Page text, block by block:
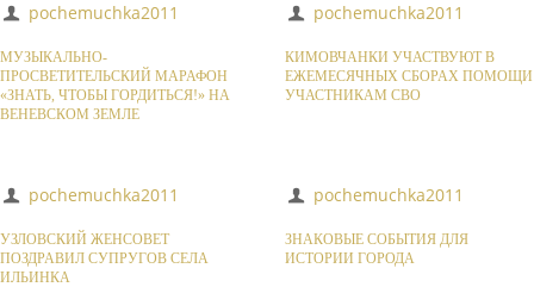
pochemuchka2011
МУЗЫКАЛЬНО-
ПРОСВЕТИТЕЛЬСКИЙ МАРАФОН
«ЗНАТЬ, ЧТОБЫ ГОРДИТЬСЯ!» НА
ВЕНЕВСКОМ ЗЕМЛЕ
pochemuchka2011
КИМОВЧАНКИ УЧАСТВУЮТ В
ЕЖЕМЕСЯЧНЫХ СБОРАХ ПОМОЩИ
УЧАСТНИКАМ СВО
pochemuchka2011
УЗЛОВСКИЙ ЖЕНСОВЕТ
ПОЗДРАВИЛ СУПРУГОВ СЕЛА
ИЛЬИНКА
pochemuchka2011
ЗНАКОВЫЕ СОБЫТИЯ ДЛЯ
ИСТОРИИ ГОРОДА